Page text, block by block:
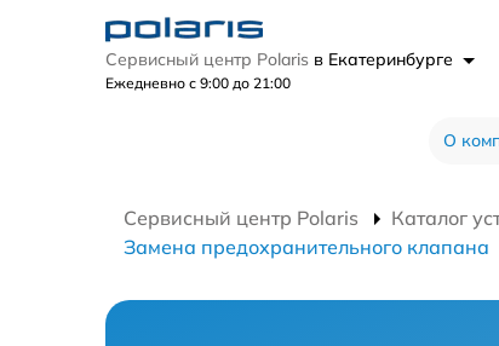
Сервисный центр Polaris в Екатеринбурге
Ежедневно с 9:00 до 21:00
О
Сервисный центр Polaris Каталог
Замена предохранительного клапана